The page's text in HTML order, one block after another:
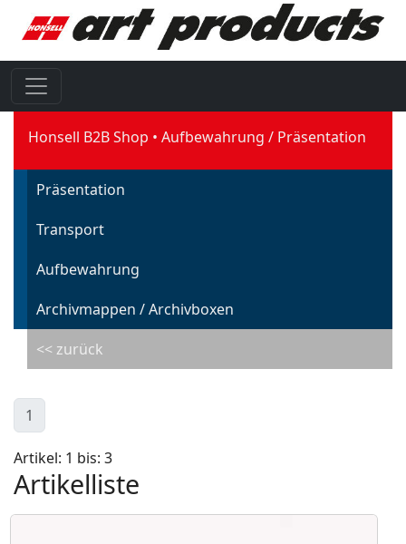
Honsell B2B Shop Aufbewahrung / Präsentation
Präsentation
Transport
Aufbewahrung
Archivmappen / Archivboxen
<< zurück
1
Artikel: 1 bis: 3
Artikelliste